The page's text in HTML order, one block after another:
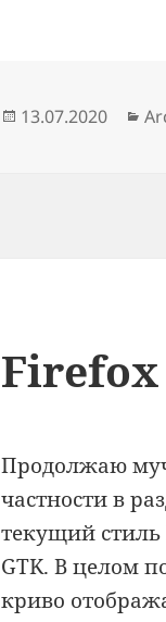
Опубликовано
13.07.2020
Firefox
Продолжаю
частности в
текущий стиль
GTK. В целом
криво